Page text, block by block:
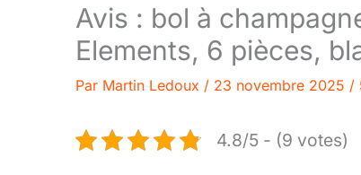
Avis : bol à
Elements, 6 pièces,
Par Martin Ledoux / 23 novembre 2025 /
4.8/5 - (9 votes)